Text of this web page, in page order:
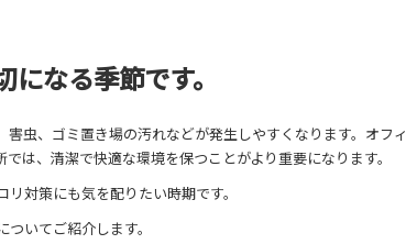
なる季節です。
虫、ゴミ置き場の汚れなどが発生しやすくなります。オフィ
は、清潔で快適な環境を保つことがより重要になります。
対策にも気を配りたい時期です。
いてご紹介します。